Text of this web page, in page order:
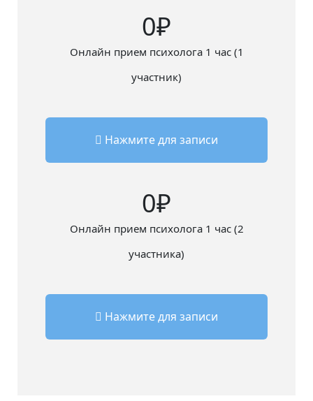
0
Онлайн прием психолога 1 час (1
участник)
Нажмите для записи
0
Онлайн прием психолога 1 час (2
участника)
Нажмите для записи